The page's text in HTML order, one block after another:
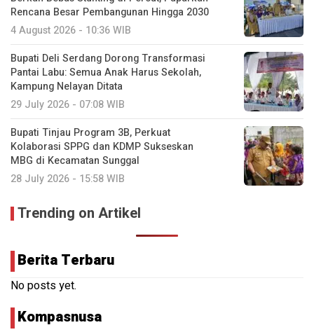
Rencana Besar Pembangunan Hingga 2030
4 August 2026 - 10:36 WIB
Bupati Deli Serdang Dorong Transformasi
Pantai Labu: Semua Anak Harus Sekolah,
Kampung Nelayan Ditata
29 July 2026 - 07:08 WIB
Bupati Tinjau Program 3B, Perkuat
Kolaborasi SPPG dan KDMP Sukseskan
MBG di Kecamatan Sunggal
28 July 2026 - 15:58 WIB
Trending on Artikel
Berita Terbaru
No posts yet.
Kompasnusa